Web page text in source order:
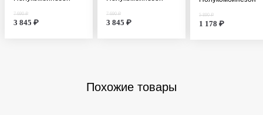
7 690 ₽
3 845 ₽
7 690 ₽
3 845 ₽
5 890 ₽
1 178 ₽
Похожие товары